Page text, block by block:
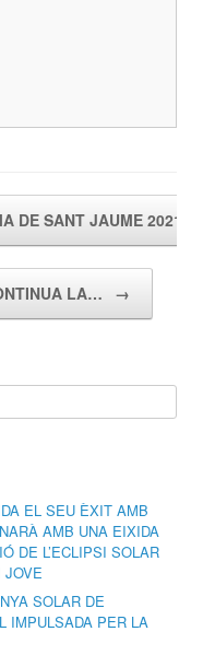
DE SANT JAUME 2021
LA… →
EL SEU ÈXIT AMB
AMB UNA EIXIDA
DE L’ECLIPSI SOLAR
JOVE
SOLAR DE
IMPULSADA PER LA